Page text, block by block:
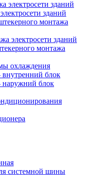
зданий
монтажа
электросети зданий
монтажа
охлаждения
блок
наружний блок